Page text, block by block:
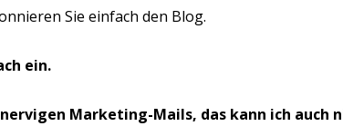
Sie einfach den Blog.
ein.
Marketing-Mails, das kann ich auch